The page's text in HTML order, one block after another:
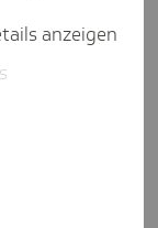
EU arbeitet
- der
anzeigen